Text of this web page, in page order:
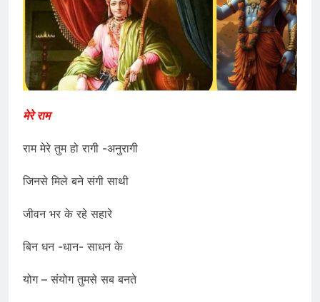
मेरे राम
राम मेरे तुम हो रागी -अनुरागी
जिनसे मिले बने संगी साथी
जीवन भर के रहे सहारे
बिन धन -धान- साधन के
योग – संयोग तुमसे सब बनते